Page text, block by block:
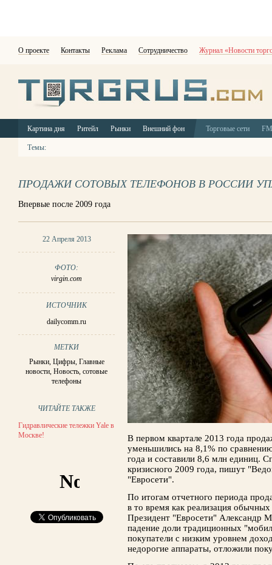
О проекте Контакты Реклама Сотрудничество Журнал «Новости
Картина дня Ритейл Рынки Внешний фон Торговые сети
Темы:
ПРОДАЖИ СОТОВЫХ ТЕЛЕФОНОВ В РОССИИ
Впервые после 2009 года
22 Апреля 2013
ФОТО:
virgin.com
ИСТОЧНИК
dailycomm.ru
МЕТКИ
Рынки, Цифры, Главные
новости,Новость,сотовые
телефоны
ЧИТАЙТЕ ТАКЖЕ
Гидравлические тележки Yale в
Москве!
В первом квартале 2013 года
уменьшились на 8,1% по
года и составили 8,6 млн единиц.
кризисного 2009 года, пишут
"Евросети".
По итогам отчетного периода
в то время как реализация
Президент "Евросети" Александр
падение доли традиционных
покупатели с низким уровнем
недорогие аппараты, отложили